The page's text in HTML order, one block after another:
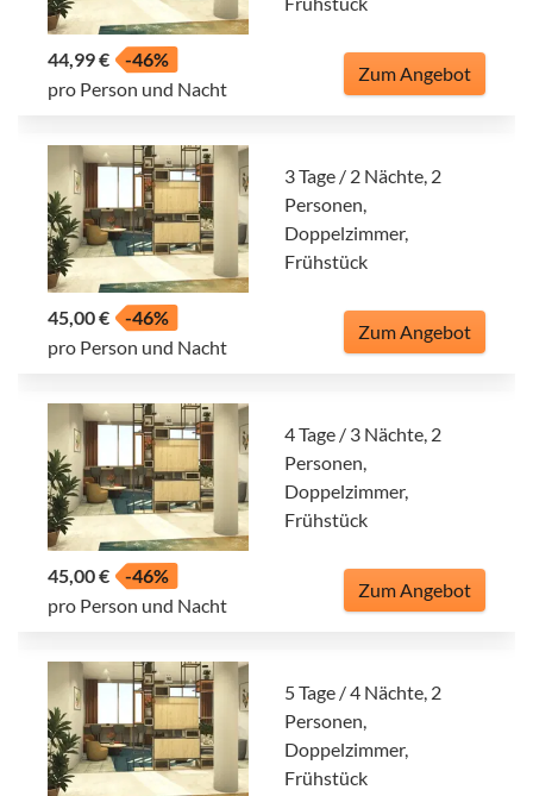
44,99 €
-46%
pro Person und Nacht
Zum Angebot
3 Tage / 2 Nächte, 2
Personen,
Doppelzimmer,
Frühstück
45,00 €
-46%
pro Person und Nacht
Zum Angebot
4 Tage / 3 Nächte, 2
Personen,
Doppelzimmer,
Frühstück
45,00 €
-46%
pro Person und Nacht
Zum Angebot
5 Tage / 4 Nächte, 2
Personen,
Doppelzimmer,
Frühstück